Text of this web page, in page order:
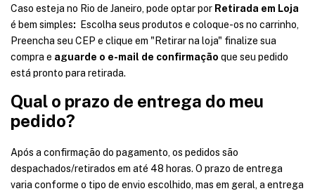
Caso esteja no Rio de Janeiro, pode optar por Retirada em Loja
é bem simples:
Escolha seus produtos e coloque-os no carrinho,
Preencha seu CEP e clique em "Retirar na loja" finalize sua
compra e aguarde o e-mail de confirmação que seu pedido
está pronto para retirada.
Qual o prazo de entrega do meu
pedido?
Após a confirmação do pagamento, os pedidos são
despachados/retirados em até 48 horas. O prazo de entrega
varia conforme o tipo de envio escolhido, mas em geral, a entrega